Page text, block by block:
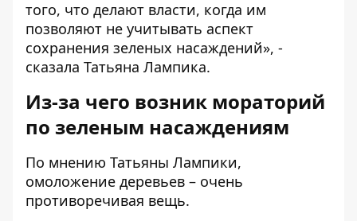
того, что делают власти, когда им
позволяют не учитывать аспект
сохранения зеленых насаждений», -
сказала Татьяна Лампика.
Из-за чего возник мораторий
по зеленым насаждениям
По мнению Татьяны Лампики,
омоложение деревьев – очень
противоречивая вещь.